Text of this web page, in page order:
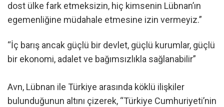
dost ülke fark etmeksizin, hiç kimsenin Lübnan’ın
egemenliğine müdahale etmesine izin vermeyiz.”
“İç barış ancak güçlü bir devlet, güçlü kurumlar, güçlü
bir ekonomi, adalet ve bağımsızlıkla sağlanabilir”
Avn, Lübnan ile Türkiye arasında köklü ilişkiler
bulunduğunun altını çizerek, “Türkiye Cumhuriyeti’nin